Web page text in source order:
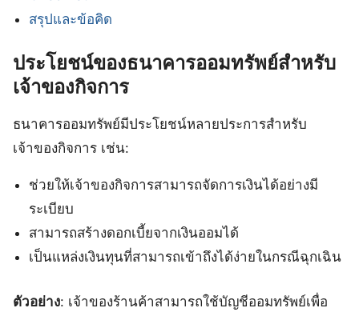
สรุปและข้อคิด
ประโยชน์ของธนาคารออมทรัพย์สำหรับ
เจ้าของกิจการ
ธนาคารออมทรัพย์มีประโยชน์หลายประการสำหรับ
เจ้าของกิจการ เช่น:
ช่วยให้เจ้าของกิจการสามารถจัดการเงินได้อย่างมี
ระเบียบ
สามารถสร้างดอกเบี้ยจากเงินออมได้
เป็นแหล่งเงินทุนที่สามารถเข้าถึงได้ง่ายในกรณีฉุกเฉิน
ตัวอย่าง: เจ้าของร้านค้าสามารถใช้บัญชีออมทรัพย์เพื่อ